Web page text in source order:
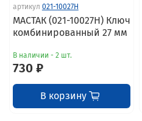
артикул 021-10027H
МАСТАК (021-10027H) Ключ
комбинированный 27 мм
В наличии - 2 шт.
730 ₽
В корзину